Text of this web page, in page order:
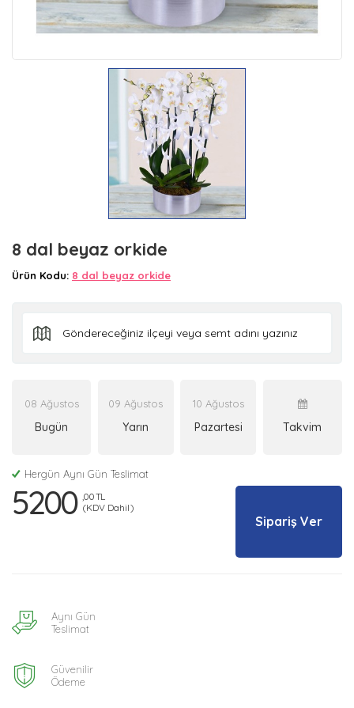
8 dal beyaz orkide
Ürün Kodu: 8 dal beyaz orkide
08 Ağustos
Bugün
09 Ağustos
Yarın
10 Ağustos
Pazartesi Takvim
Hergün Aynı Gün Teslimat
5200 ,00 TL
(KDV Dahil)
Sipariş Ver
Aynı Gün
Teslimat
Güvenilir
Ödeme